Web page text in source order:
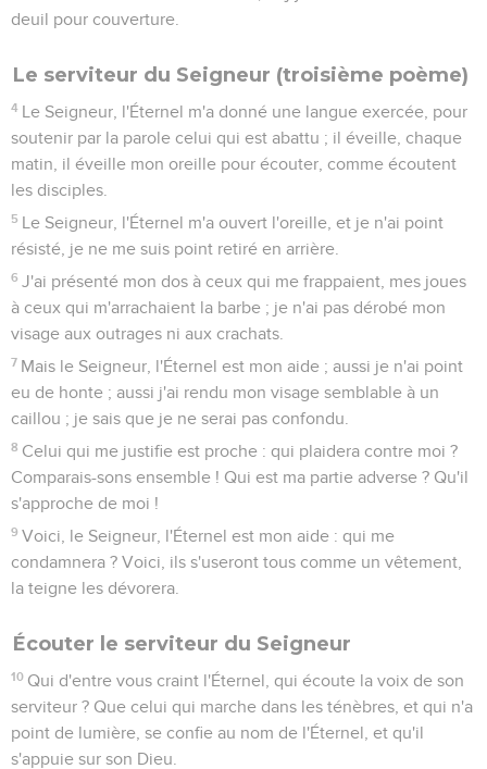
deuil pour couverture.
Le serviteur du Seigneur (troisième poème)
4 Le Seigneur, l'Éternel m'a donné une langue exercée, pour
soutenir par la parole celui qui est abattu ; il éveille, chaque
matin, il éveille mon oreille pour écouter, comme écoutent
les disciples.
5 Le Seigneur, l'Éternel m'a ouvert l'oreille, et je n'ai point
résisté, je ne me suis point retiré en arrière.
6 J'ai présenté mon dos à ceux qui me frappaient, mes joues
à ceux qui m'arrachaient la barbe ; je n'ai pas dérobé mon
visage aux outrages ni aux crachats.
7 Mais le Seigneur, l'Éternel est mon aide ; aussi je n'ai point
eu de honte ; aussi j'ai rendu mon visage semblable à un
caillou ; je sais que je ne serai pas confondu.
8 Celui qui me justifie est proche : qui plaidera contre moi ?
Comparais-sons ensemble ! Qui est ma partie adverse ? Qu'il
s'approche de moi !
9 Voici, le Seigneur, l'Éternel est mon aide : qui me
condamnera ? Voici, ils s'useront tous comme un vêtement,
la teigne les dévorera.
Écouter le serviteur du Seigneur
10 Qui d'entre vous craint l'Éternel, qui écoute la voix de son
serviteur ? Que celui qui marche dans les ténèbres, et qui n'a
point de lumière, se confie au nom de l'Éternel, et qu'il
s'appuie sur son Dieu.